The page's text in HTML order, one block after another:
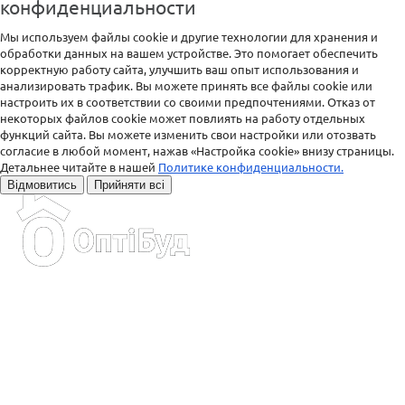
конфиденциальности
Мы используем файлы cookie и другие технологии для хранения и
обработки данных на вашем устройстве. Это помогает обеспечить
корректную работу сайта, улучшить ваш опыт использования и
анализировать трафик. Вы можете принять все файлы cookie или
настроить их в соответствии со своими предпочтениями. Отказ от
некоторых файлов cookie может повлиять на работу отдельных
функций сайта. Вы можете изменить свои настройки или отозвать
согласие в любой момент, нажав «Настройка cookie» внизу страницы.
Детальнее читайте в нашей Политике конфиденциальности.
Відмовитись Прийняти всі